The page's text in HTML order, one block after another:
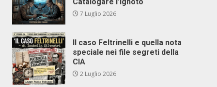
7 Luglio 2026
Il caso Feltrinelli e quella nota
speciale nei file segreti della
CIA
2 Luglio 2026